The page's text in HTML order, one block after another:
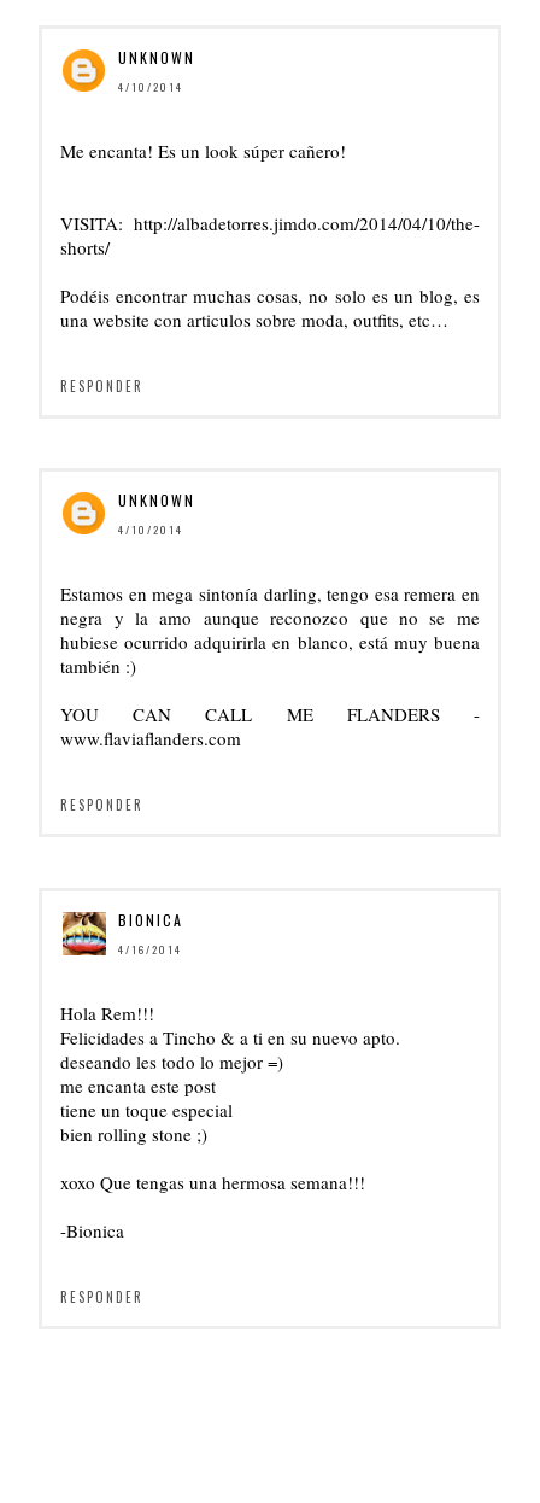
UNKNOWN
4/10/2014
Me encanta! Es un look súper cañero!
VISITA: http://albadetorres.jimdo.com/2014/04/10/the-
shorts/
Podéis encontrar muchas cosas, no solo es un blog, es
una website con articulos sobre moda, outfits, etc…
RESPONDER
UNKNOWN
4/10/2014
Estamos en mega sintonía darling, tengo esa remera en
negra y la amo aunque reconozco que no se me
hubiese ocurrido adquirirla en blanco, está muy buena
también :)
YOU CAN CALL ME FLANDERS -
www.flaviaflanders.com
RESPONDER
BIONICA
4/16/2014
Hola Rem!!!
Felicidades a Tincho & a ti en su nuevo apto.
deseando les todo lo mejor =)
me encanta este post
tiene un toque especial
bien rolling stone ;)
xoxo Que tengas una hermosa semana!!!
-Bionica
RESPONDER